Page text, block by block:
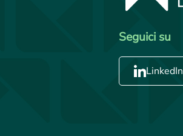
Seguici su
LinkedIn